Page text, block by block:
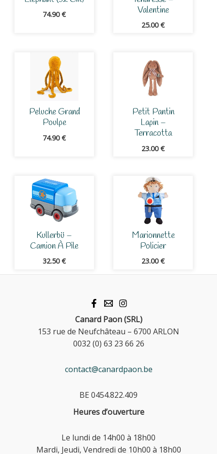
74.90€
Valentine
25.00€
Peluche Grand
Poulpe
74.90€
Petit Pantin
Lapin –
Terracotta
23.00€
Kullerbü –
Camion À Pile
32.50€
Marionnette
Policier
23.00€
Canard Paon (SRL)
153 rue de Neufchâteau – 6700 ARLON
0032 (0) 63 23 66 26
contact@canardpaon.be
BE 0454.822.409
Heures d’ouverture
Le lundi de 14h00 à 18h00
Mardi, Jeudi, Vendredi de 10h00 à 18h00